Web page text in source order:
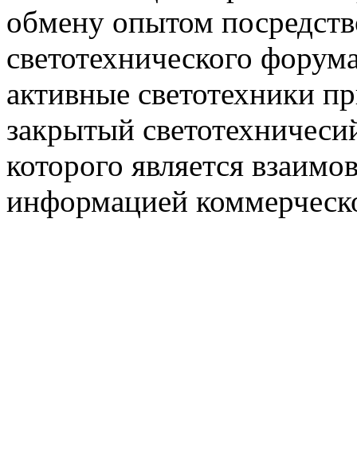
обмену опытом
светотехнического
активные светотехники
закрытый
которого является
информацией